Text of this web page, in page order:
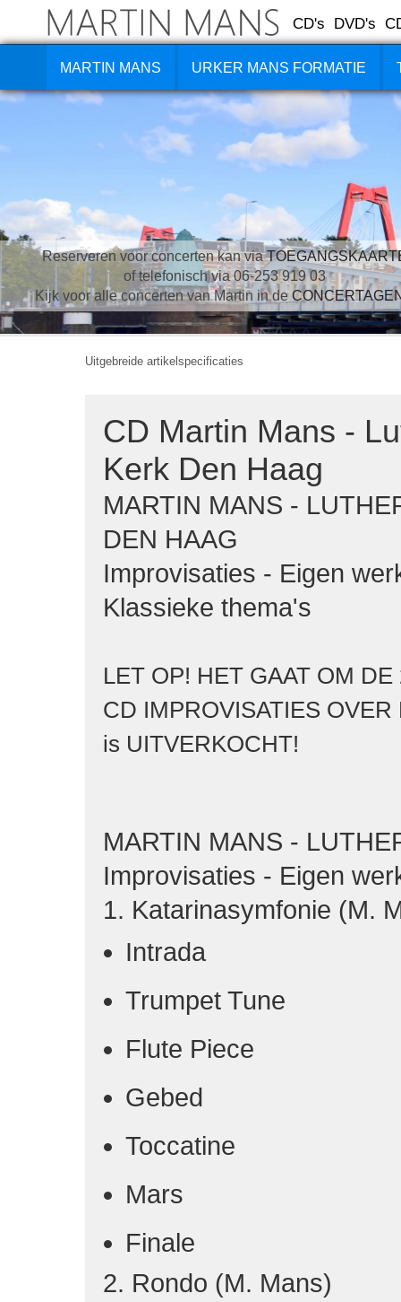
CD's DVD's
MARTIN MANS URKER MANS FORMATIE
Reserveren voor concerten kan via
of telefonisch via 06-253 919 03
Kijk voor alle concerten van Martin in de
Uitgebreide artikelspecificaties
CD Martin Mans -
Kerk Den Haag
MARTIN MANS -
DEN HAAG
Improvisaties - Eigen
Klassieke thema's
LET OP! HET GAAT OM DE
CD IMPROVISATIES OVER
is UITVERKOCHT!
MARTIN MANS -
Improvisaties - Eigen
1. Katarinasymfonie (M.
Intrada
Trumpet Tune
Flute Piece
Gebed
Toccatine
Mars
Finale
2. Rondo (M. Mans)